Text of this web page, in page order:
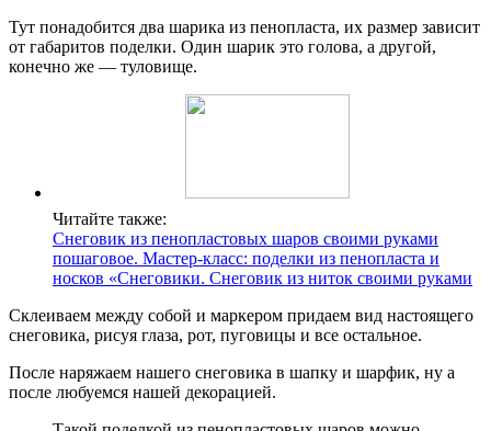
Тут понадобится два шарика из пенопласта, их размер зависит
от габаритов поделки. Один шарик это голова, а другой,
конечно же — туловище.
Читайте также:
Снеговик из пенопластовых шаров своими руками
пошаговое. Мастер-класс: поделки из пенопласта и
носков «Снеговики. Снеговик из ниток своими руками
Склеиваем между собой и маркером придаем вид настоящего
снеговика, рисуя глаза, рот, пуговицы и все остальное.
После наряжаем нашего снеговика в шапку и шарфик, ну а
после любуемся нашей декорацией.